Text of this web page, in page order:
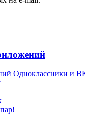
Одноклассники и